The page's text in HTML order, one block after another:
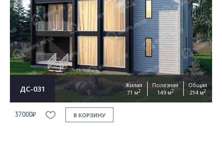
ДС-031
Жилая
71 м2
Полезная
149 м2
Общая
214 м2
37000₽ В КОРЗИНУ